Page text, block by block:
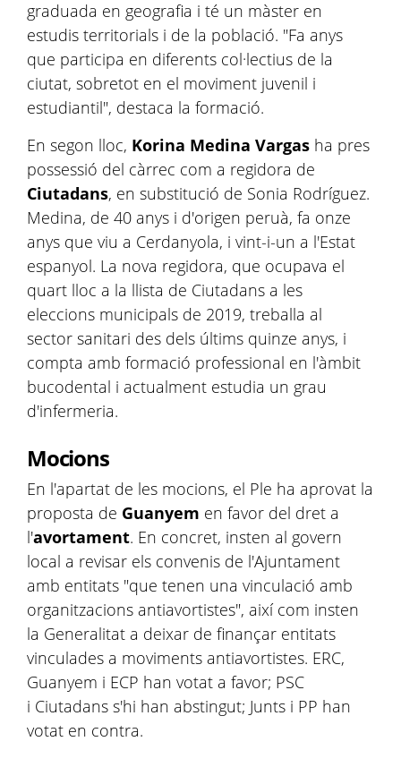
graduada en geografia i té un màster en
estudis territorials i de la població. "Fa anys
que participa en diferents col·lectius de la
ciutat, sobretot en el moviment juvenil i
estudiantil", destaca la formació.
En segon lloc, Korina Medina Vargas ha pres
possessió del càrrec com a regidora de
Ciutadans, en substitució de Sonia Rodríguez.
Medina, de 40 anys i d'origen peruà, fa onze
anys que viu a Cerdanyola, i vint-i-un a l'Estat
espanyol. La nova regidora, que ocupava el
quart lloc a la llista de Ciutadans a les
eleccions municipals de 2019, treballa al
sector sanitari des dels últims quinze anys, i
compta amb formació professional en l'àmbit
bucodental i actualment estudia un grau
d'infermeria.
Mocions
En l'apartat de les mocions, el Ple ha aprovat la
proposta de Guanyem en favor del dret a
l'avortament. En concret, insten al govern
local a revisar els convenis de l'Ajuntament
amb entitats "que tenen una vinculació amb
organitzacions antiavortistes", així com insten
la Generalitat a deixar de finançar entitats
vinculades a moviments antiavortistes. ERC,
Guanyem i ECP han votat a favor; PSC
i Ciutadans s'hi han abstingut; Junts i PP han
votat en contra.